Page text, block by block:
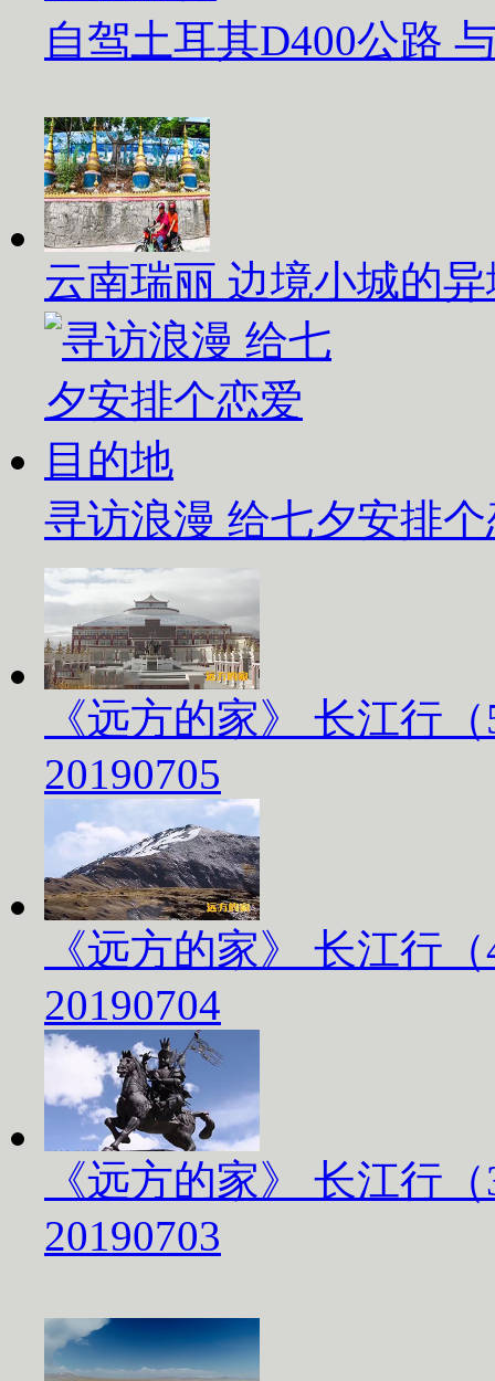
自驾土耳其D400公路
云南瑞丽 边境小城的
寻访浪漫 给七夕安排
《远方的家》 长江行
20190705
《远方的家》 长江行
20190704
《远方的家》 长江行
20190703